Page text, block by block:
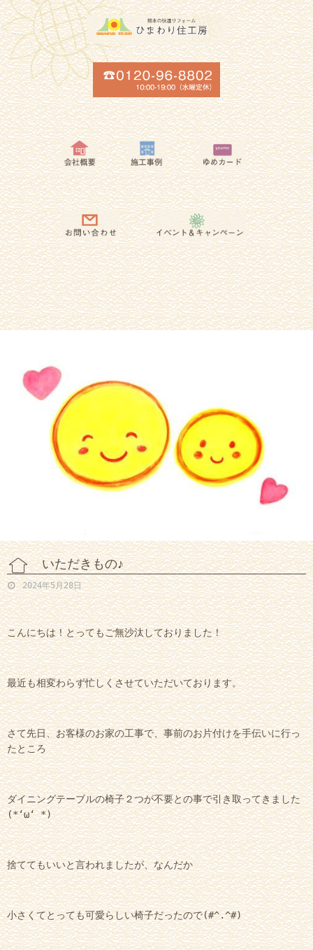
いただきもの♪
2024年5月28日
こんにちは！とってもご無沙汰しておりました！
最近も相変わらず忙しくさせていただいております。
さて先日、お客様のお家の工事で、事前のお片付けを手伝いに行っ
たところ
ダイニングテーブルの椅子２つが不要との事で引き取ってきました
(*‘ω‘ *)
捨ててもいいと言われましたが、なんだか
小さくてとっても可愛らしい椅子だったので(#^.^#)